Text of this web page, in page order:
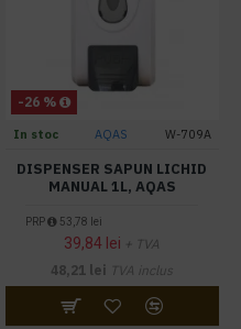
-26 %
In stoc AQAS W-709A
DISPENSER SAPUN LICHID
MANUAL 1L, AQAS
PRP 53,78 lei
39,84 lei + TVA
48,21 lei TVA inclus